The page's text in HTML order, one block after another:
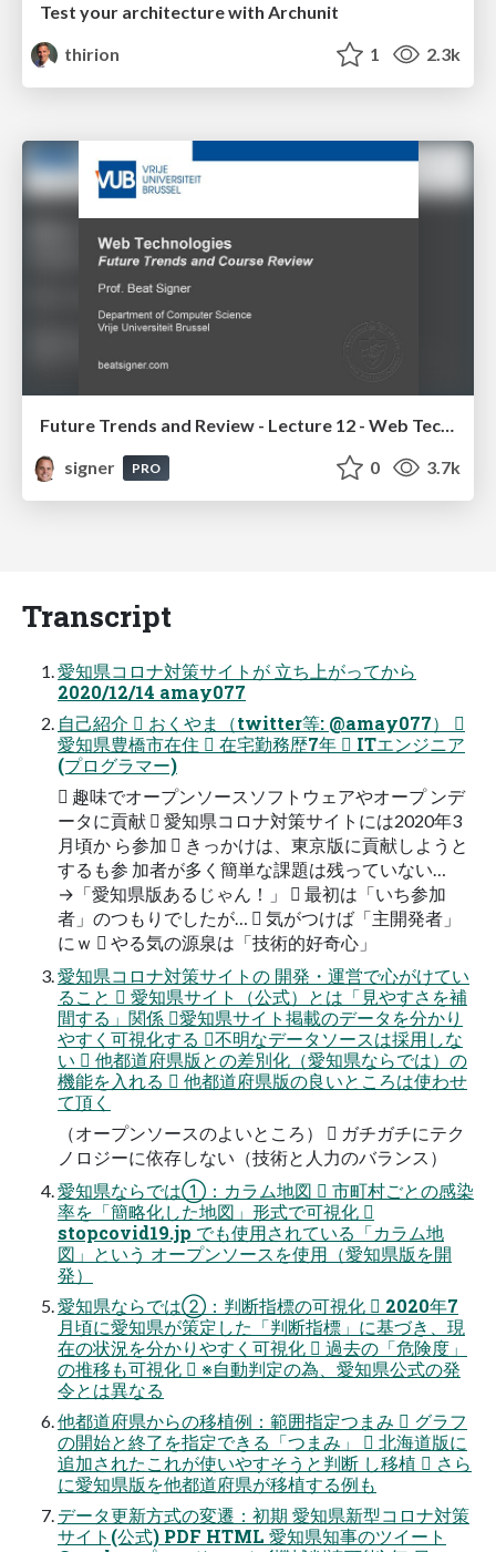
Test your architecture with Archunit
thirion
1 2.3k
signer
PRO 0 3.7k
Transcript
愛知県コロナ対策サイトが 立ち上がってから
2020/12/14 amay077
自己紹介  おくやま（twitter等: @amay077） 
愛知県豊橋市在住  在宅勤務歴7年  ITエンジニア
(プログラマー)
 趣味でオープンソースソフトウェアやオープ ンデ
ータに貢献  愛知県コロナ対策サイトには2020年3
月頃か ら参加  きっかけは、東京版に貢献しようと
するも参 加者が多く簡単な課題は残っていない…
→「愛知県版あるじゃん！」  最初は「いち参加
者」のつもりでしたが…  気がつけば「主開発者」
にｗ  やる気の源泉は「技術的好奇心」
愛知県コロナ対策サイトの 開発・運営で心がけてい
ること  愛知県サイト（公式）とは「見やすさを補
間する」関係 愛知県サイト掲載のデータを分かり
やすく可視化する 不明なデータソースは採用しな
い  他都道府県版との差別化（愛知県ならでは）の
機能を入れる  他都道府県版の良いところは使わせ
て頂く
（オープンソースのよいところ）  ガチガチにテク
ノロジーに依存しない（技術と人力のバランス）
愛知県ならでは①：カラム地図  市町村ごとの感染
率を「簡略化した地図」形式で可視化 
stopcovid19.jp でも使用されている「カラム地
図」という オープンソースを使用（愛知県版を開
発）
愛知県ならでは②：判断指標の可視化  2020年7
月頃に愛知県が策定した「判断指標」に基づき、現
在の状況を分かりやすく可視化  過去の「危険度」
の推移も可視化  ※自動判定の為、愛知県公式の発
令とは異なる
他都道府県からの移植例：範囲指定つまみ  グラフ
の開始と終了を指定できる「つまみ」  北海道版に
追加されたこれが使いやすそうと判断 し移植  さら
に愛知県版を他都道府県が移植する例も
データ更新方式の変遷：初期 愛知県新型コロナ対策
サイト(公式) PDF HTML 愛知県知事のツイート